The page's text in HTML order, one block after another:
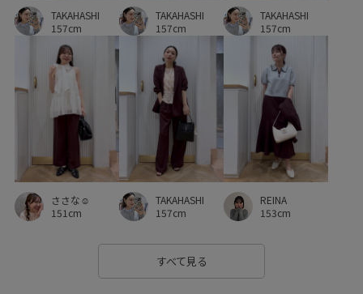
春夏 毛玉になりにくい 洗濯機で洗える 爽やか
着やすい 着回しやすい 着心地が良い 程よいゆとり
脚がきれいに見える 艶感 軽くて柔らかい
透け感 長財布 限定カラー 高見え
TAKAHASHI
157cm
TAKAHASHI
157cm
TAKAHASHI
157cm
ささな☺︎
151cm
TAKAHASHI
157cm
REINA
153cm
すべて見る